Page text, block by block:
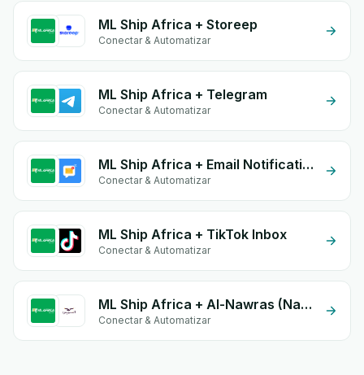
ML Ship Africa + Storeep
Conectar & Automatizar
ML Ship Africa + Telegram
Conectar & Automatizar
ML Ship Africa + Email Notifications by eGrow
Conectar & Automatizar
ML Ship Africa + TikTok Inbox
Conectar & Automatizar
ML Ship Africa + Al-Nawras (Nawris)
Conectar & Automatizar